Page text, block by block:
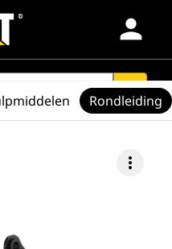
person
search
more_vert
Rondleiding